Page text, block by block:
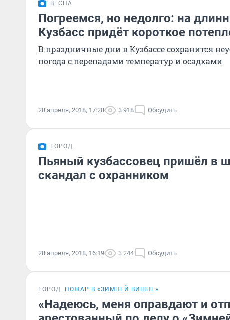
ВЕСНА
Погреемся, но недолго: на
Кузбасс придёт короткое
В праздничные дни в Кузбассе сохранится
погода с перепадами температур и осадками
28 апреля, 2018, 17:28 3 918 Обсудить
ГОРОД
Пьяный кузбассовец пришёл в
скандал с охранником
28 апреля, 2018, 16:19 3 244 Обсудить
ГОРОД ПОЖАР В «ЗИМНЕЙ ВИШНЕ»
«Надеюсь, меня оправдают и